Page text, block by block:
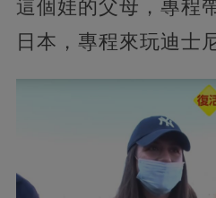
這個娃的父母，專程
日本，專程來玩迪士